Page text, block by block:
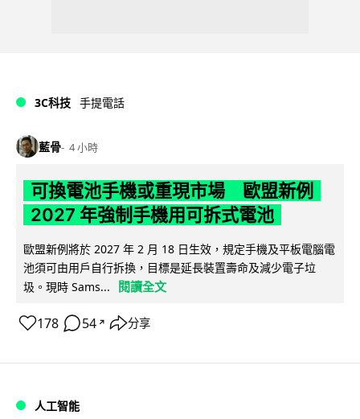
3C科技 手提電話
藍骨 4 小時
可換電池手機或重現市場 歐盟新例
2027 年強制手機用可拆式電池
歐盟新例將於 2027 年 2 月 18 日生效，規定手機及平板電腦電
池須可由用戶自行拆換，目標是延長裝置壽命及減少電子垃
圾。現時 Sams...
閱讀全文
178 54 ↗ 分享
人工智能